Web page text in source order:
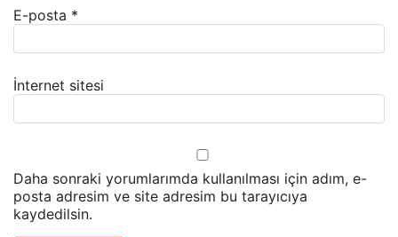
E-posta *
İnternet sitesi
Daha sonraki yorumlarımda kullanılması için adım, e-
posta adresim ve site adresim bu tarayıcıya
kaydedilsin.